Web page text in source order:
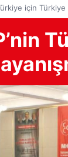
için Türkiye